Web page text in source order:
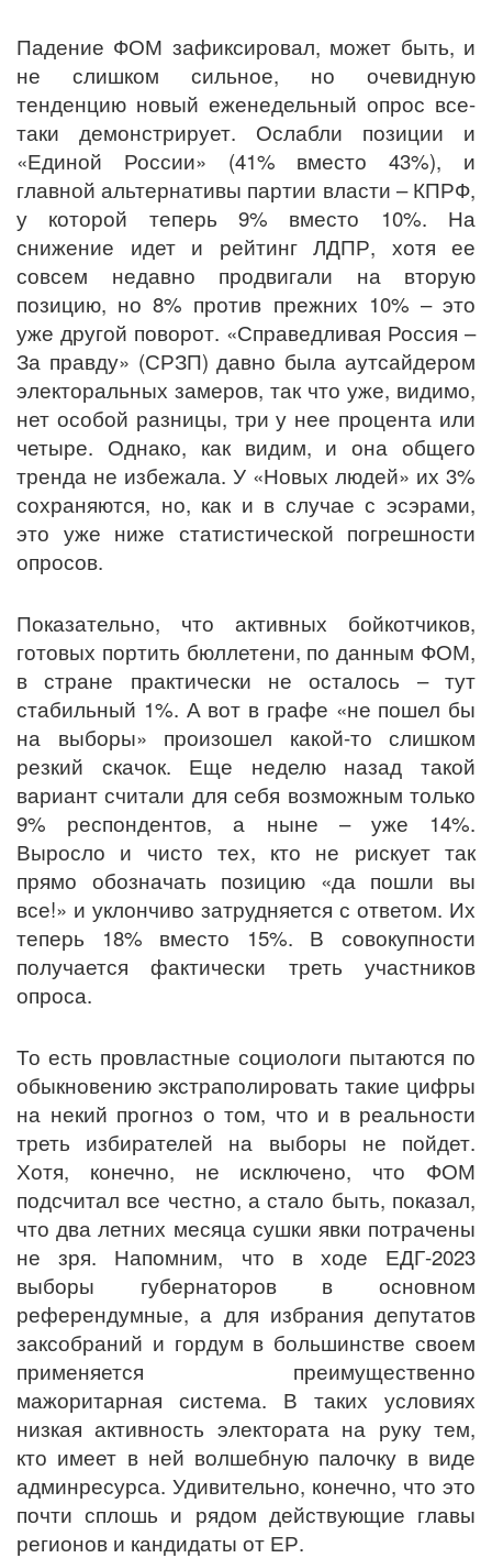
Падение ФОМ зафиксировал, может быть, и
не слишком сильное, но очевидную
тенденцию новый еженедельный опрос все-
таки демонстрирует. Ослабли позиции и
«Единой России» (41% вместо 43%), и
главной альтернативы партии власти – КПРФ,
у которой теперь 9% вместо 10%. На
снижение идет и рейтинг ЛДПР, хотя ее
совсем недавно продвигали на вторую
позицию, но 8% против прежних 10% – это
уже другой поворот. «Справедливая Россия –
За правду» (СРЗП) давно была аутсайдером
электоральных замеров, так что уже, видимо,
нет особой разницы, три у нее процента или
четыре. Однако, как видим, и она общего
тренда не избежала. У «Новых людей» их 3%
сохраняются, но, как и в случае с эсэрами,
это уже ниже статистической погрешности
опросов.
Показательно, что активных бойкотчиков,
готовых портить бюллетени, по данным ФОМ,
в стране практически не осталось – тут
стабильный 1%. А вот в графе «не пошел бы
на выборы» произошел какой-то слишком
резкий скачок. Еще неделю назад такой
вариант считали для себя возможным только
9% респондентов, а ныне – уже 14%.
Выросло и чисто тех, кто не рискует так
прямо обозначать позицию «да пошли вы
все!» и уклончиво затрудняется с ответом. Их
теперь 18% вместо 15%. В совокупности
получается фактически треть участников
опроса.
То есть провластные социологи пытаются по
обыкновению экстраполировать такие цифры
на некий прогноз о том, что и в реальности
треть избирателей на выборы не пойдет.
Хотя, конечно, не исключено, что ФОМ
подсчитал все честно, а стало быть, показал,
что два летних месяца сушки явки потрачены
не зря. Напомним, что в ходе ЕДГ-2023
выборы губернаторов в основном
референдумные, а для избрания депутатов
заксобраний и гордум в большинстве своем
применяется преимущественно
мажоритарная система. В таких условиях
низкая активность электората на руку тем,
кто имеет в ней волшебную палочку в виде
админресурса. Удивительно, конечно, что это
почти сплошь и рядом действующие главы
регионов и кандидаты от ЕР.